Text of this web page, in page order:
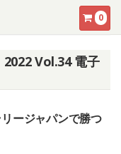
0
2022 Vol.34 電子
ージャパンで勝つ